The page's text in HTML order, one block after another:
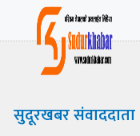
सुदूरखबर संवाददाता